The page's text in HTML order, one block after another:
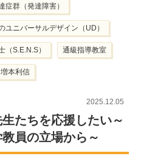
症群（発達障害）
ユニバーサルデザイン（UD）
（S.E.N.S） 通級指導教室
増本利信
2025.12.05
たちを応援したい～
員の立場から～